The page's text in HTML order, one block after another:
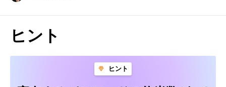
ヒント
ヒント